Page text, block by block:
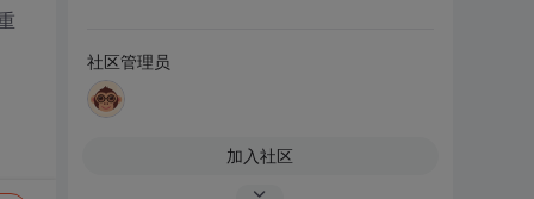
社区管理员
加入社区